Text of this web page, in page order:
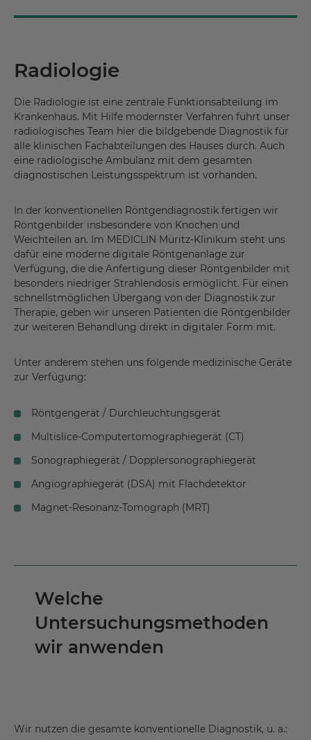
Radiologie
Die Radiologie ist eine zentrale Funktionsabteilung im
Krankenhaus. Mit Hilfe modernster Verfahren führt unser
radiologisches Team hier die bildgebende Diagnostik für
alle klinischen Fachabteilungen des Hauses durch. Auch
eine radiologische Ambulanz mit dem gesamten
diagnostischen Leistungsspektrum ist vorhanden.
In der konventionellen Röntgendiagnostik fertigen wir
Röntgenbilder insbesondere von Knochen und
Weichteilen an. Im MEDICLIN Müritz-Klinikum steht uns
dafür eine moderne digitale Röntgenanlage zur
Verfügung, die die Anfertigung dieser Röntgenbilder mit
besonders niedriger Strahlendosis ermöglicht. Für einen
schnellstmöglichen Übergang von der Diagnostik zur
Therapie, geben wir unseren Patienten die Röntgenbilder
zur weiteren Behandlung direkt in digitaler Form mit.
Unter anderem stehen uns folgende medizinische Geräte
zur Verfügung:
Röntgengerät / Durchleuchtungsgerät
Multislice-Computertomographiegerät (CT)
Sonographiegerät / Dopplersonographiegerät
Angiographiegerät (DSA) mit Flachdetektor
Magnet-Resonanz-Tomograph (MRT)
Welche
Untersuchungsmethoden
wir anwenden
Wir nutzen die gesamte konventionelle Diagnostik, u. a.: